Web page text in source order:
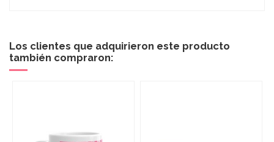
Los clientes que adquirieron este producto
también compraron: